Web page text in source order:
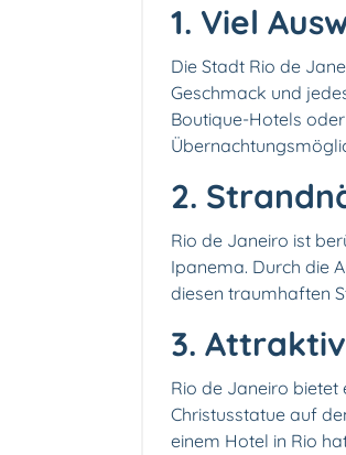
1. Viel
Die Stadt Rio de
Geschmack und
Boutique-Hotels
2.️
Rio de Janeiro ist
Ipanema. Durch die
diesen traumhaften
3.
Rio de Janeiro bietet
Christusstatue auf
einem Hotel in Rio